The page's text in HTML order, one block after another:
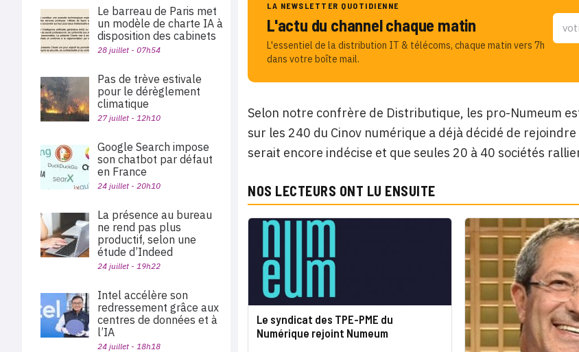
LA NEWSLETTER QUOTIDIENNE
L'actu du channel chaque matin
L'essentiel de la distribution IT & télécoms, chaque matin vers 7h
dans votre boîte mail.
Selon notre confrère de Distributique, les pro-Numeum
sur les 240 du Cinov numérique a déjà décidé de
serait encore indécise et que seules 20 à 40 sociétés
NOS LECTEURS ONT LU ENSUITE
Le syndicat des TPE-PME du
Numérique rejoint Numeum
Le barreau de Paris met
un modèle de charte IA à
disposition des cabinets
28 juillet - 07h54
Pas de trève estivale
pour le dérèglement
climatique
27 juillet - 12h10
Google Search impose
son chatbot par défaut
en France
24 juillet - 20h10
La présence au bureau
ne rend pas plus
productif, selon une
étude d’Indeed
24 juillet - 19h22
Intel accélère son
redressement grâce aux
centres de données et à
l’IA
24 juillet - 18h18